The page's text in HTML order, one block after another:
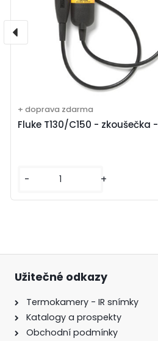
Fluke T130/C150 -
+ doprava zdarma
- +
Užitečné odkazy
Termokamery - IR snímky
Katalogy a prospekty
Obchodní podmínky